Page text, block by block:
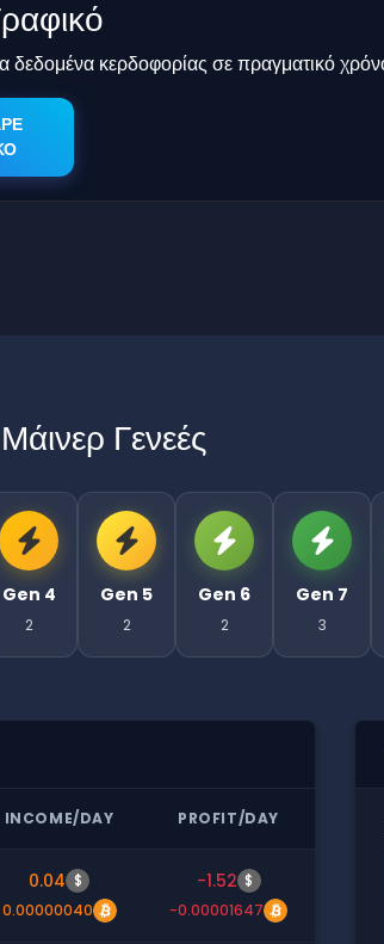
δεδομένα κερδοφορίας σε πραγματικό
Γενεές
Gen 4
2
Gen 5
2
Gen 6
2
Gen 7
3
INCOME/DAY PROFIT/DAY
0.04 $
0.00000040
-1.52 $
-0.00001647